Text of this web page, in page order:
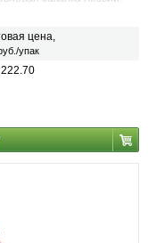
цена,
упак
222.70